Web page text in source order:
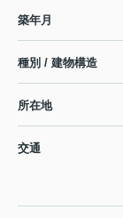
築年月
種別 / 建物構造
所在地
交通